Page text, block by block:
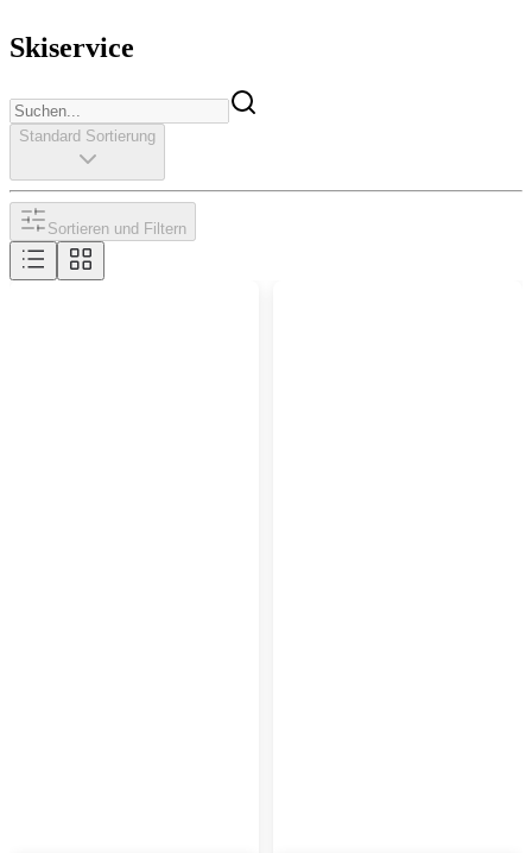
Skiservice
Standard Sortierung
Sortieren und Filtern